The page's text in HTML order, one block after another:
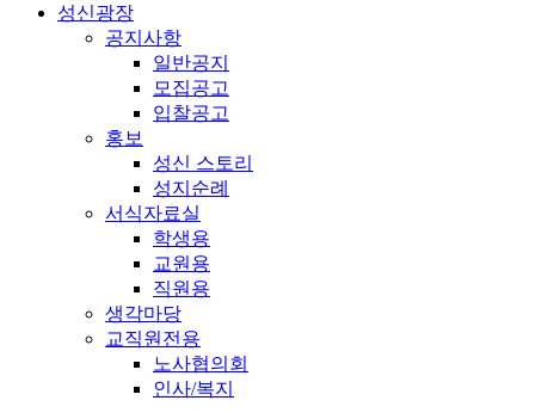
성신광장
공지사항
일반공지
모집공고
입찰공고
홍보
성신 스토리
성지순례
서식자료실
학생용
교원용
직원용
생각마당
교직원전용
노사협의회
인사/복지